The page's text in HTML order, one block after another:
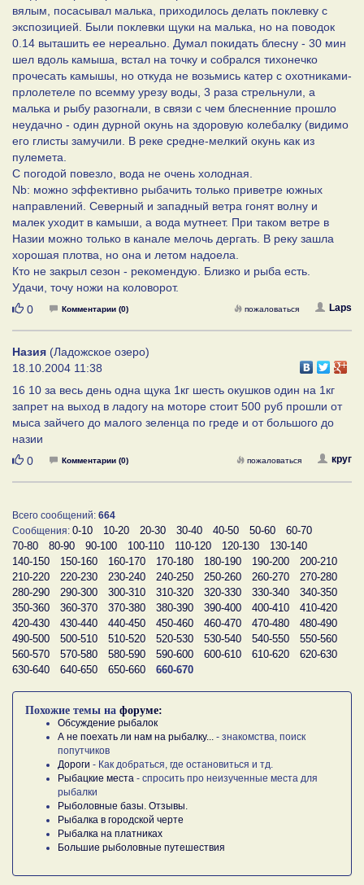
вялым, посасывал малька, приходилось делать поклевку с
экспозицией. Были поклевки щуки на малька, но на поводок
0.14 выташить ее нереально. Думал покидать блесну - 30 мин
шел вдоль камыша, встал на точку и собрался тихонечко
прочесать камышы, но откуда не возьмись катер с охотниками-
прлолетеле по всемму урезу воды, 3 раза стрельнули, а
малька и рыбу разогнали, в связи с чем блесненние прошло
неудачно - один дурной окунь на здоровую колебалку (видимо
его глисты замучили. В реке средне-мелкий окунь как из
пулемета.
С погодой повезло, вода не очень холодная.
Nb: можно эффективно рыбачить только приветре южных
направлений. Северный и западный ветра гонят волну и
малек уходит в камыши, а вода мутнеет. При таком ветре в
Назии можно только в канале мелочь дергать. В реку зашла
хорошая плотва, но она и летом надоела.
Кто не закрыл сезон - рекомендую. Близко и рыба есть.
Удачи, точу ножи на коловорот.
Нравится
0 Комментарии (0) Laps
пожаловаться
Назия (Ладожское озеро)
18.10.2004 11:38
16 10 за весь день одна щука 1кг шесть окушков один на 1кг
запрет на выход в ладогу на моторе стоит 500 руб прошли от
мыса зайчего до малого зеленца по греде и от большого до
назии
Нравится
0 Комментарии (0) круг
пожаловаться
Всего сообщений: 664
Сообщения: 0-10 10-20 20-30 30-40 40-50 50-60
60-70
70-80
80-90 90-100 100-110 110-120 120-130
130-140
140-150
150-160 160-170 170-180 180-190 190-200
200-210
210-220
220-230 230-240 240-250 250-260 260-270
270-280
280-290
290-300 300-310 310-320 320-330 330-340
340-350
350-360
360-370 370-380 380-390 390-400 400-410
410-420
420-430
430-440 440-450 450-460 460-470 470-480
480-490
490-500
500-510 510-520 520-530 530-540 540-550
550-560
560-570
570-580 580-590 590-600 600-610 610-620
620-630
630-640
640-650 650-660 660-670
Похожие темы на форуме:
Обсуждение рыбалок
А не поехать ли нам на рыбалку...
- знакомства, поиск
попутчиков
Дороги - Как добраться, где остановиться и тд.
Рыбацкие места - спросить про неизученные места для
рыбалки
Рыболовные базы. Отзывы.
Рыбалка в городской черте
Рыбалка на платниках
Большие рыболовные путешествия